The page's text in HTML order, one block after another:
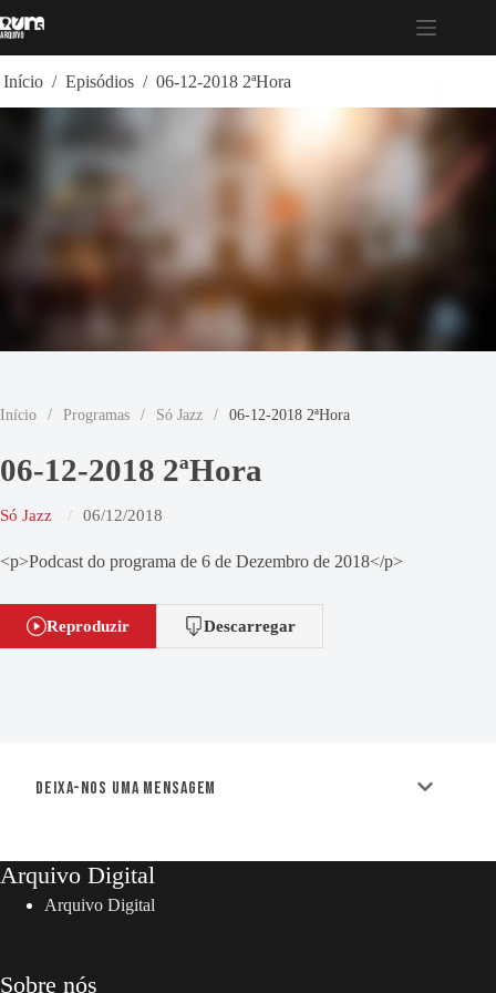
para
Início / Episódios / 06-12-2018 2ªHora
Início / Programas / Só Jazz / 06-12-2018 2ªHora
06-12-2018 2ªHora
Só Jazz 06/12/2018
<p>Podcast do programa de 6 de Dezembro de 2018</p>
Reproduzir Descarregar
Deixa-nos uma mensagem
Arquivo Digital
Arquivo Digital
Sobre nós